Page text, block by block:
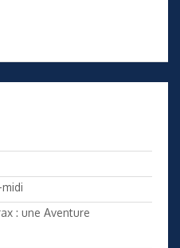
: une Aventure